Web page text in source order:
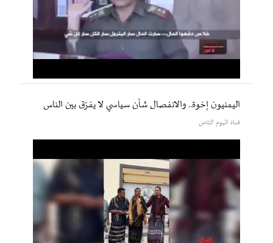
اليمنيون إخوة.. والانفصال شأن سياسي لا يفرّق بين الناس
قناة اليوم الثامن